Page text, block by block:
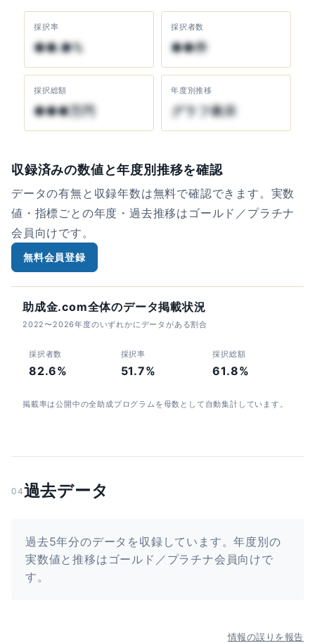
採択率
●●.●%
採択者数
●●件
採択総額
●●●万円
年度別推移
グラフ表示
収録済みの数値と年度別推移を確認
データの有無と収録年数は無料で確認できます。実数
値・指標ごとの年度・過去推移はゴールド／プラチナ
会員向けです。
無料会員登録
助成金.com全体のデータ掲載状況
2022〜2026年度のいずれかにデータがある割合
採択者数
82.6%
採択率
51.7%
採択総額
61.8%
掲載率は公開中の全助成プログラムを母数として自動集計しています。
04過去データ
過去5年分のデータを収録しています。年度別の
実数値と推移はゴールド／プラチナ会員向けで
す。
情報の誤りを報告